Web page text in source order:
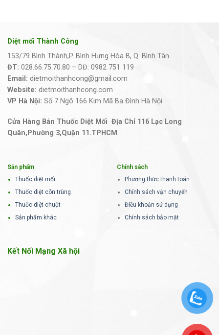
Diệt mối Thành Công
153/79 Bình Thành,P. Bình Hưng Hòa B, Q. Bình Tân
ĐT: 028.66.75.70.80 – DĐ: 0982 751 119
Email: dietmoithanhcong@gmail.com
Website: dietmoithanhcong.com
VP Hà Nội: Số 7 Ngõ 166 Kim Mã Ba Đình Hà Nội
Cửa Hàng Bán Thuốc Diệt Mối Địa Chỉ 116 Lạc Long
Quân,Phường 3,Quận 11.TPHCM
Sản phẩm
Thuốc diệt mối
Thuốc diệt côn trùng
Thuốc diệt chuột
Sản phẩm khác
Chính sách
Phương thức thanh toán
Chính sách vận chuyển
Điều khoản sử dụng
Chính sách bảo mật
Kết Nối Mạng Xã hội